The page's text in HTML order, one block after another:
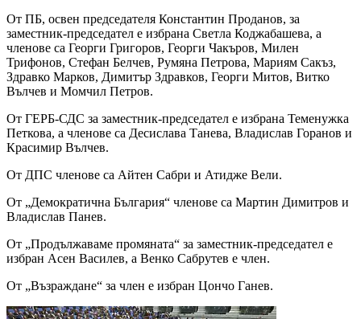
От ПБ, освен председателя Константин Проданов, за
заместник-председател е избрана Светла Коджабашева, а
членове са Георги Григоров, Георги Чакъров, Милен
Трифонов, Стефан Белчев, Румяна Петрова, Мариям Сакъз,
Здравко Марков, Димитър Здравков, Георги Митов, Витко
Вълчев и Момчил Петров.
От ГЕРБ-СДС за заместник-председател е избрана Теменужка
Петкова, а членове са Десислава Танева, Владислав Горанов и
Красимир Вълчев.
От ДПС членове са Айтен Сабри и Атидже Вели.
От „Демократична България“ членове са Мартин Димитров и
Владислав Панев.
От „Продължаваме промяната“ за заместник-председател е
избран Асен Василев, а Венко Сабрутев е член.
От „Възраждане“ за член е избран Цончо Ганев.